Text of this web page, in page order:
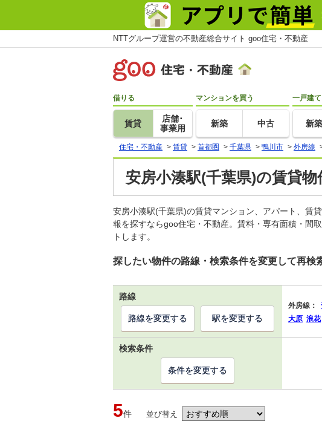
NTTグループ運営の不動産総合サイト goo住宅・不動産
借りる
賃貸
店舗･
事業用
マンションを買う
新築 中古
一戸建
新築
住宅・不動産 > 賃貸 > 首都圏 > 千葉県 > 鴨川市 > 外房線
安房小湊駅(千葉県)の賃貸
安房小湊駅(千葉県)の賃貸マンション、アパート、賃
報を探すならgoo住宅・不動産。賃料・専有面積・間
トします。
探したい物件の路線・検索条件を変更して再検
路線
外房線：
大原 浪花
路線を変更する 駅を変更する
検索条件
条件を変更する
5件 並び替え